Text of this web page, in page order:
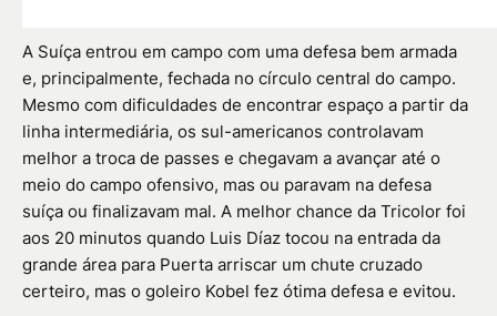
A Suíça entrou em campo com uma defesa bem armada
e, principalmente, fechada no círculo central do campo.
Mesmo com dificuldades de encontrar espaço a partir da
linha intermediária, os sul-americanos controlavam
melhor a troca de passes e chegavam a avançar até o
meio do campo ofensivo, mas ou paravam na defesa
suíça ou finalizavam mal. A melhor chance da Tricolor foi
aos 20 minutos quando Luis Díaz tocou na entrada da
grande área para Puerta arriscar um chute cruzado
certeiro, mas o goleiro Kobel fez ótima defesa e evitou.